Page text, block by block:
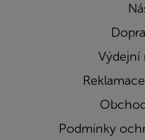
Výdejní
Podmínky